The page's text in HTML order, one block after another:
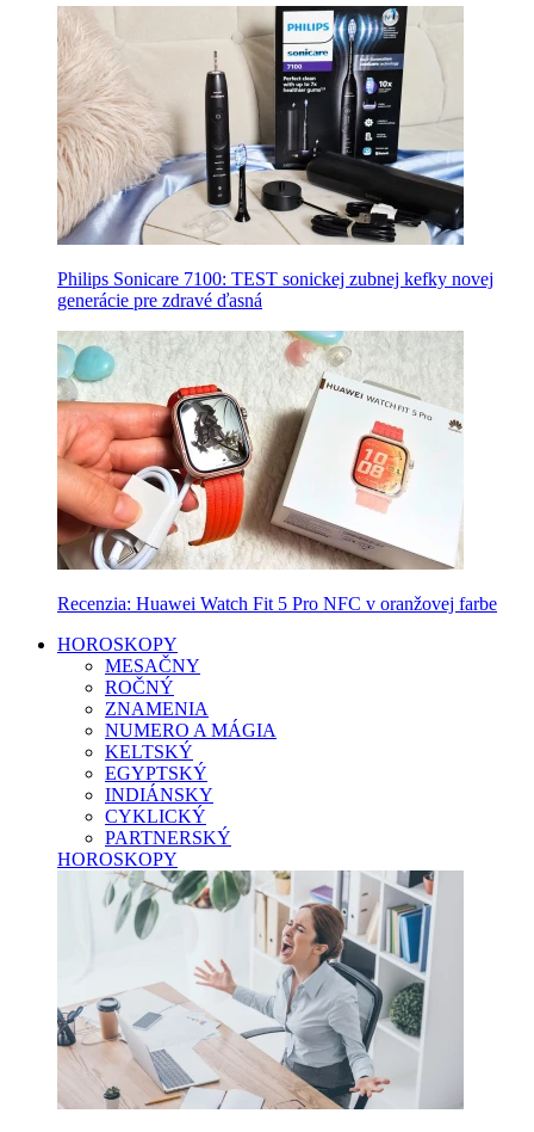
Philips Sonicare 7100: TEST sonickej zubnej kefky novej
generácie pre zdravé ďasná
Recenzia: Huawei Watch Fit 5 Pro NFC v oranžovej farbe
HOROSKOPY
MESAČNY
ROČNÝ
ZNAMENIA
NUMERO A MÁGIA
KELTSKÝ
EGYPTSKÝ
INDIÁNSKY
CYKLICKÝ
PARTNERSKÝ
HOROSKOPY